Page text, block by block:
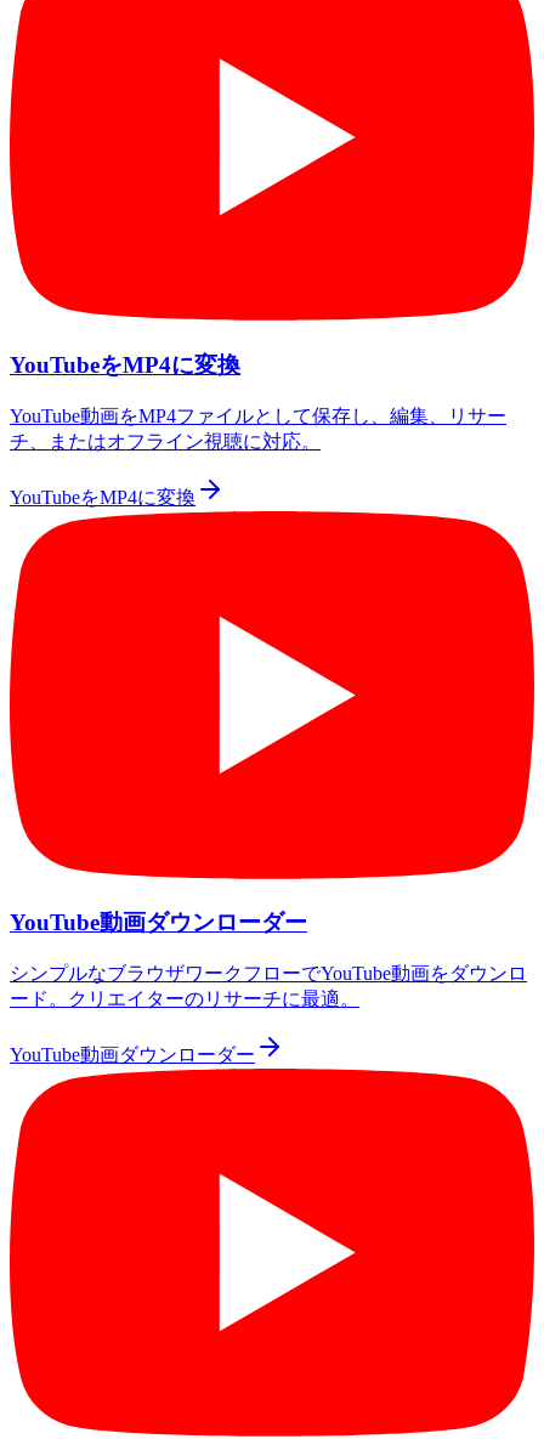
YouTubeをMP4に変換
YouTube動画をMP4ファイルとして保存し、編集、リサー
チ、またはオフライン視聴に対応。
YouTubeをMP4に変換
YouTube動画ダウンローダー
シンプルなブラウザワークフローでYouTube動画をダウンロ
ード。クリエイターのリサーチに最適。
YouTube動画ダウンローダー